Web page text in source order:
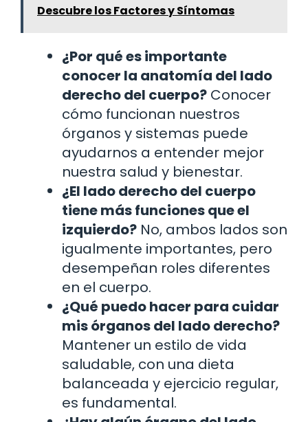
Descubre los Factores y Síntomas
¿Por qué es importante
conocer la anatomía del lado
derecho del cuerpo? Conocer
cómo funcionan nuestros
órganos y sistemas puede
ayudarnos a entender mejor
nuestra salud y bienestar.
¿El lado derecho del cuerpo
tiene más funciones que el
izquierdo? No, ambos lados son
igualmente importantes, pero
desempeñan roles diferentes
en el cuerpo.
¿Qué puedo hacer para cuidar
mis órganos del lado derecho?
Mantener un estilo de vida
saludable, con una dieta
balanceada y ejercicio regular,
es fundamental.